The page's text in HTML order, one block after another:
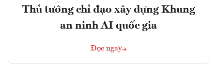
Thủ tướng chỉ đạo xây dựng Khung
an ninh AI quốc gia
Đọc ngay